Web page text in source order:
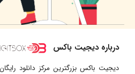
درباره دیجیت باکس
دیجیت باکس بزرگترین مرکز دانلود